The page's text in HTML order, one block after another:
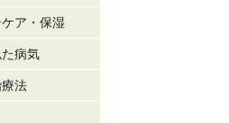
ア・保湿
病気
法